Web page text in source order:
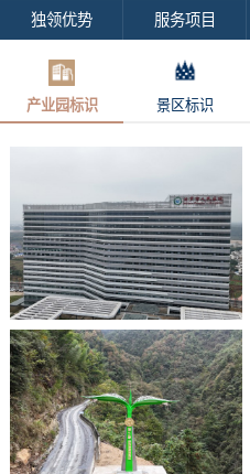
独领优势 服务项目
产业园标识 景区标识